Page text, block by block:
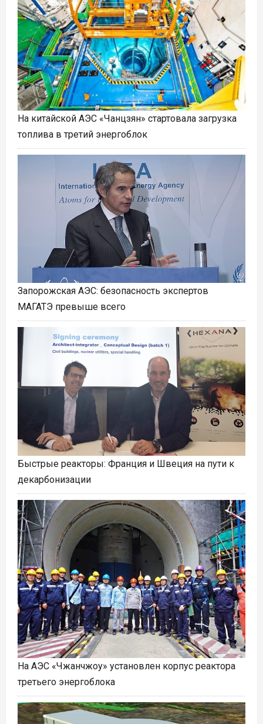
На китайской АЭС «Чанцзян» стартовала загрузка
топлива в третий энергоблок
Запорожская АЭС: безопасность экспертов
МАГАТЭ превыше всего
Быстрые реакторы: Франция и Швеция на пути к
декарбонизации
На АЭС «Чжанчжоу» установлен корпус реактора
третьего энергоблока